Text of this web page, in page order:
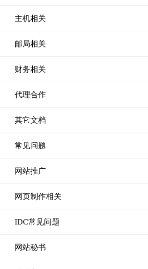
主机相关
邮局相关
财务相关
代理合作
其它文档
常见问题
网站推广
网页制作相关
IDC常见问题
网站秘书